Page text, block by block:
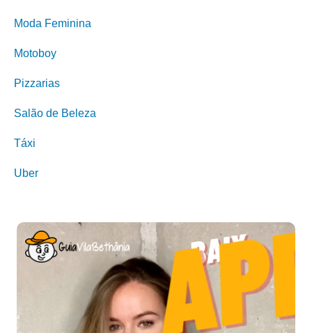
Moda Feminina
Motoboy
Pizzarias
Salão de Beleza
Táxi
Uber